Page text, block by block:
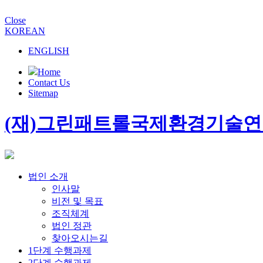
Close
KOREAN
ENGLISH
Home
Contact Us
Sitemap
(재)그린패트롤국제환경기술
법인 소개
인사말
비전 및 목표
조직체계
법인 정관
찾아오시는길
1단계 수행과제